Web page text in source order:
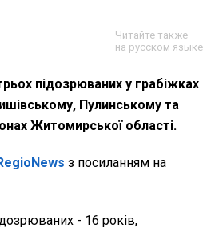
Читайте также
на русском языке
підозрюваних у грабіжках
Пулинському та
Житомирської області.
з посиланням на
- 16 років,